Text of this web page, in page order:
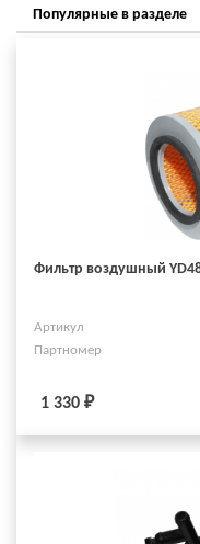
Популярные в разделе
Фильтр воздушный
Артикул
Партномер
1 330 ₽